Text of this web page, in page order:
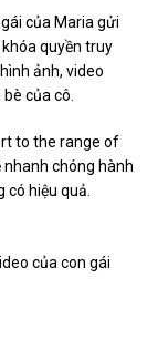
của Maria gửi
quyền truy
ảnh, video
của cô.
to the range of
chóng hành
hiệu quả.
của con gái